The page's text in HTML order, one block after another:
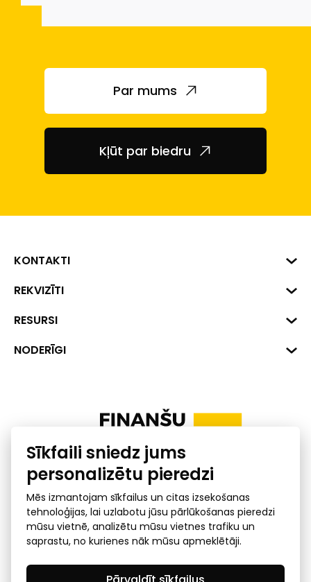
Par mums
Kļūt par biedru
KONTAKTI
Biznesa centrs "VERDE" Roberta
1045
+371 287 18175
REKVIZĪTI
Reģ. Nr. 40008002175
Banka: SEB Banka
RESURSI
Dati
Uzņēmumu kredītspējas kalkulators
NODERĪGI
Ombuds
Sīkfaili sniedz jums
personalizētu pieredzi
Mēs izmantojam sīkfailus un citas izsekošanas
tehnoloģijas, lai uzlabotu jūsu pārlūkošanas pieredzi
mūsu vietnē, analizētu mūsu vietnes trafiku un
saprastu, no kurienes nāk mūsu apmeklētāji.